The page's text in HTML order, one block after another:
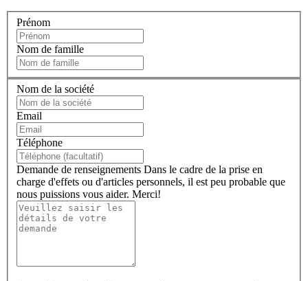
Prénom
Nom de famille
Nom de la société
Email
Téléphone
Demande de renseignements Dans le cadre de la prise en
charge d'effets ou d'articles personnels, il est peu probable que
nous puissions vous aider. Merci!